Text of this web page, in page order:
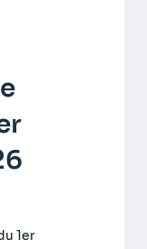
1er